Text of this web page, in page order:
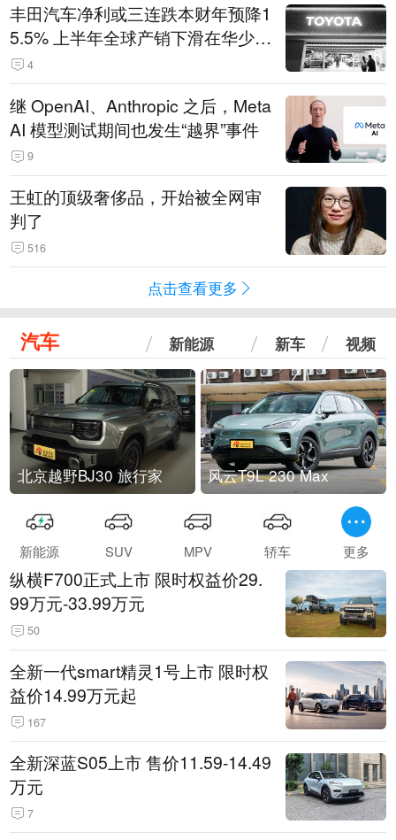
丰田汽车净利或三连跌本财年预降1
5.5% 上半年全球产销下滑在华少卖
14.3万辆
4
继 OpenAI、Anthropic 之后，Meta
AI 模型测试期间也发生“越界”事件
9
王虹的顶级奢侈品，开始被全网审
判了
516
点击查看更多
汽车 新能源 新车 视频
北京越野BJ30 旅行家 风云T9L 230 Max
新能源 SUV MPV 轿车 更多
纵横F700正式上市 限时权益价29.
99万元-33.99万元
50
全新一代smart精灵1号上市 限时权
益价14.99万元起
167
全新深蓝S05上市 售价11.59-14.49
万元
7